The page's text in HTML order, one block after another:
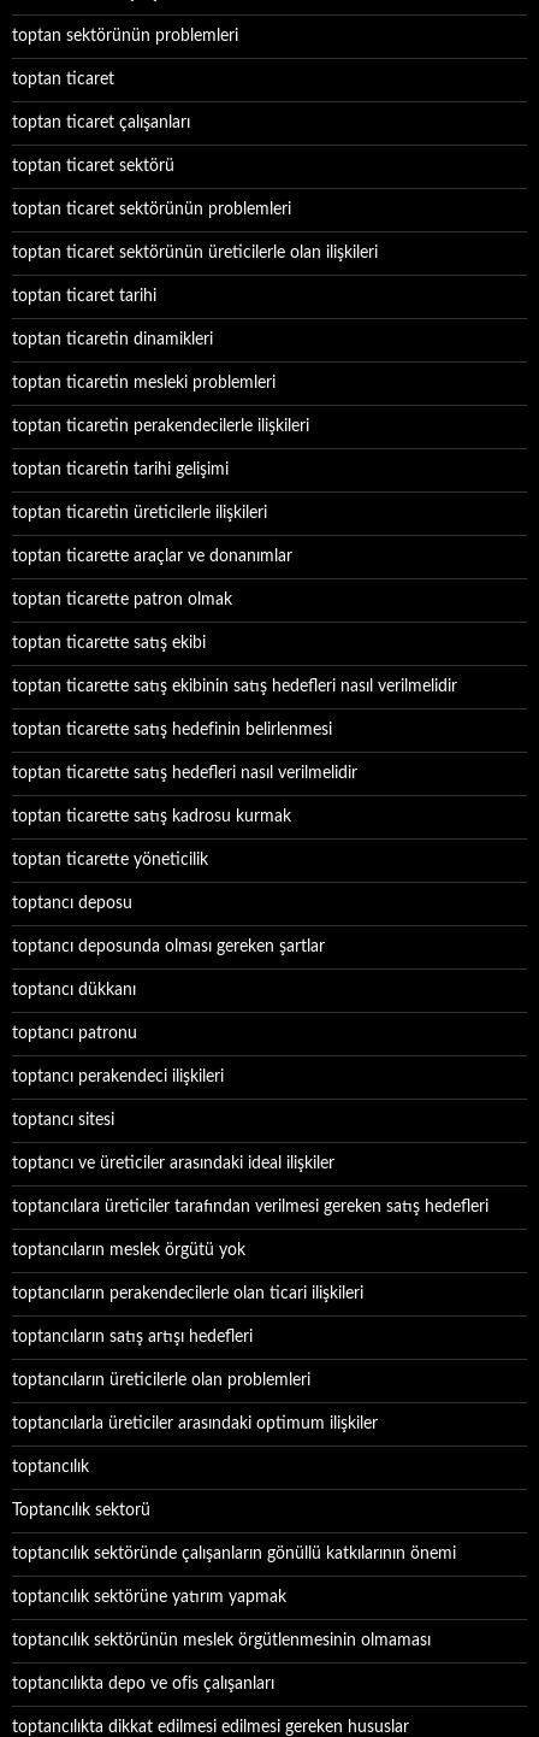
toptan sektörünün problemleri
toptan ticaret
toptan ticaret çalışanları
toptan ticaret sektörü
toptan ticaret sektörünün problemleri
toptan ticaret sektörünün üreticilerle olan ilişkileri
toptan ticaret tarihi
toptan ticaretin dinamikleri
toptan ticaretin mesleki problemleri
toptan ticaretin perakendecilerle ilişkileri
toptan ticaretin tarihi gelişimi
toptan ticaretin üreticilerle ilişkileri
toptan ticarette araçlar ve donanımlar
toptan ticarette patron olmak
toptan ticarette satış ekibi
toptan ticarette satış ekibinin satış hedefleri nasıl verilmelidir
toptan ticarette satış hedefinin belirlenmesi
toptan ticarette satış hedefleri nasıl verilmelidir
toptan ticarette satış kadrosu kurmak
toptan ticarette yöneticilik
toptancı deposu
toptancı deposunda olması gereken şartlar
toptancı dükkanı
toptancı patronu
toptancı perakendeci ilişkileri
toptancı sitesi
toptancı ve üreticiler arasındaki ideal ilişkiler
toptancılara üreticiler tarafından verilmesi gereken satış hedefleri
toptancıların meslek örgütü yok
toptancıların perakendecilerle olan ticari ilişkileri
toptancıların satış artışı hedefleri
toptancıların üreticilerle olan problemleri
toptancılarla üreticiler arasındaki optimum ilişkiler
toptancılık
Toptancılık sektorü
toptancılık sektöründe çalışanların gönüllü katkılarının önemi
toptancılık sektörüne yatırım yapmak
toptancılık sektörünün meslek örgütlenmesinin olmaması
toptancılıkta depo ve ofis çalışanları
toptancılıkta dikkat edilmesi edilmesi gereken hususlar